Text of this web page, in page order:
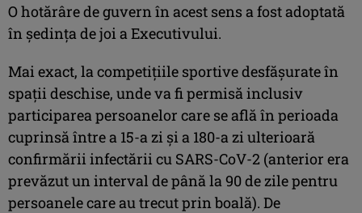
O hotărâre de guvern în acest sens a fost adoptată
în şedinţa de joi a Executivului.
Mai exact, la competiţiile sportive desfăşurate în
spaţii deschise, unde va fi permisă inclusiv
participarea persoanelor care se află în perioada
cuprinsă între a 15-a zi şi a 180-a zi ulterioară
confirmării infectării cu SARS-CoV-2 (anterior era
prevăzut un interval de până la 90 de zile pentru
persoanele care au trecut prin boală). De